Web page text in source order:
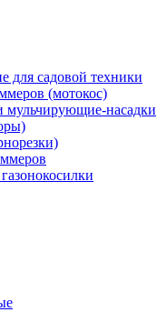
для садовой техники
(мотокос)
насадки